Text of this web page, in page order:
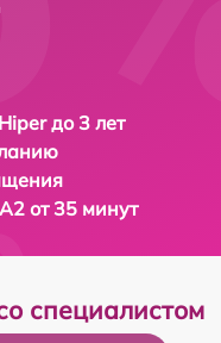
до 3 лет
от 35 минут
специалистом